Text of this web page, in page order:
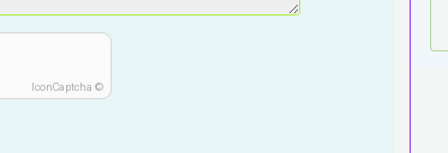
IconCaptcha ©